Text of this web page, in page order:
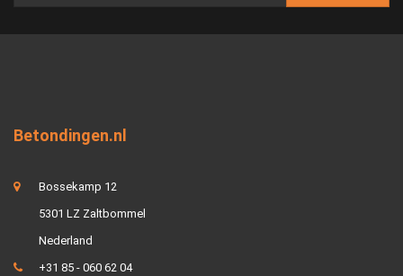
Betondingen.nl
Bossekamp 12
5301 LZ Zaltbommel
Nederland
+31 85 - 060 62 04